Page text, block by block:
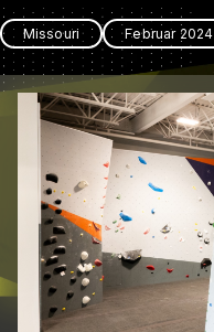
Missouri Februar 2024